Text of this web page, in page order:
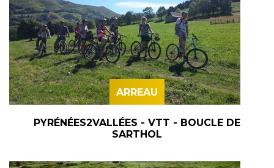
ARREAU
PYRÉNÉES2VALLÉES - VTT - BOUCLE DE
SARTHOL